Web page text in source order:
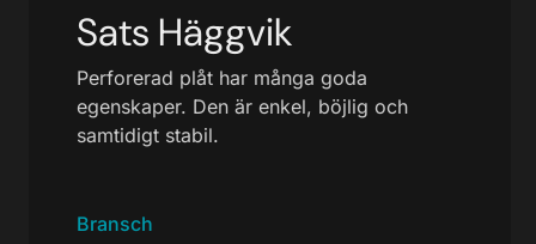
Sats Häggvik
Perforerad plåt har många goda
egenskaper. Den är enkel, böjlig och
samtidigt stabil.
Bransch